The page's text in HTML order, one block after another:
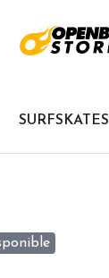
SURFSKATES